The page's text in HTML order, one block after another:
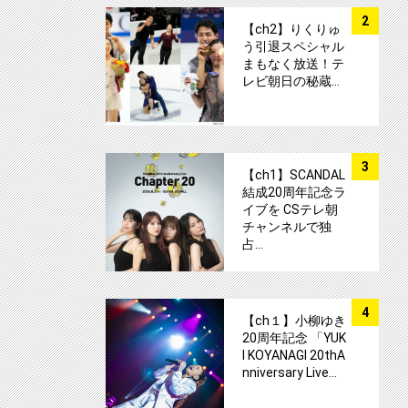
2
【ch2】りくりゅ
う引退スペシャル
まもなく放送！テ
レビ朝日の秘蔵…
3
【ch1】SCANDAL
結成20周年記念ラ
イブを CSテレ朝
チャンネルで独
占…
4
【ch１】小柳ゆき
20周年記念 「YUK
I KOYANAGI 20thA
nniversary Live…